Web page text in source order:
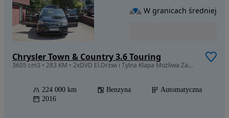
Chrysler Town & Country 3.6 Touring
3605 cm3 • 283 KM • 2xDVD El.Drzwi i Tylna Klapa Możliwa Zamiana
224 000 km Benzyna
Automatyczna
2016
W granicach średniej